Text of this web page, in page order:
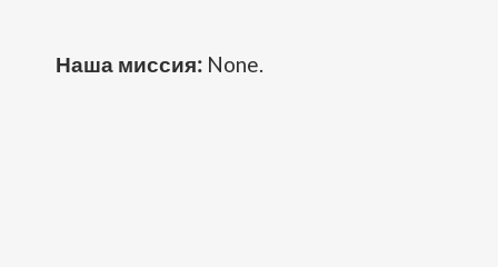
Наша миссия: None.